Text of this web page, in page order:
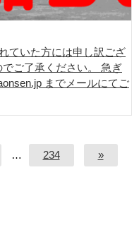
ていた方には申し訳ござ
ご了承ください。 急ぎ
までメールにてご
… 234 »